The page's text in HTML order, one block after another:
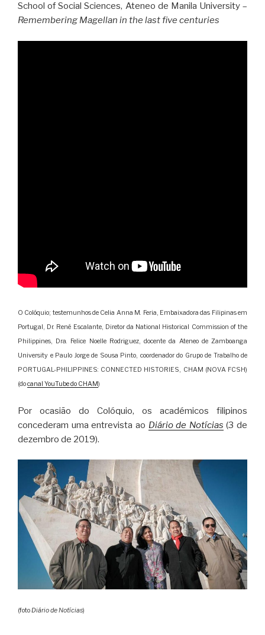
School of Social Sciences, Ateneo de Manila University –
Remembering Magellan in the last five centuries
O Colóquio; testemunhos de Celia Anna M. Feria, Embaixadora das Filipinas em
Portugal, Dr. René Escalante, Diretor da National Historical Commission of the
Philippines, Dra. Felice Noelle Rodriguez, docente da Ateneo de Zamboanga
University e Paulo Jorge de Sousa Pinto, coordenador do Grupo de Trabalho de
PORTUGAL-PHILIPPINES: CONNECTED HISTORIES, CHAM (NOVA FCSH)
(docanal YouTube do CHAM)
Por ocasião do Colóquio, os académicos filipinos
concederam uma entrevista ao Diário de Notícias (3 de
dezembro de 2019).
(fotoDiário de Notícias)